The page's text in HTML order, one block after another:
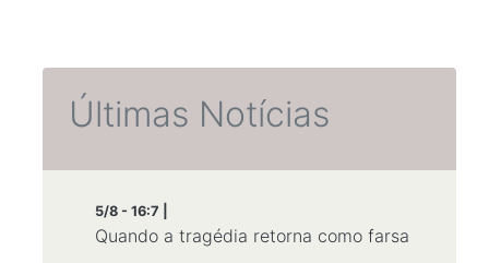
Últimas Notícias
5/8 - 16:7 |
Quando a tragédia retorna como farsa